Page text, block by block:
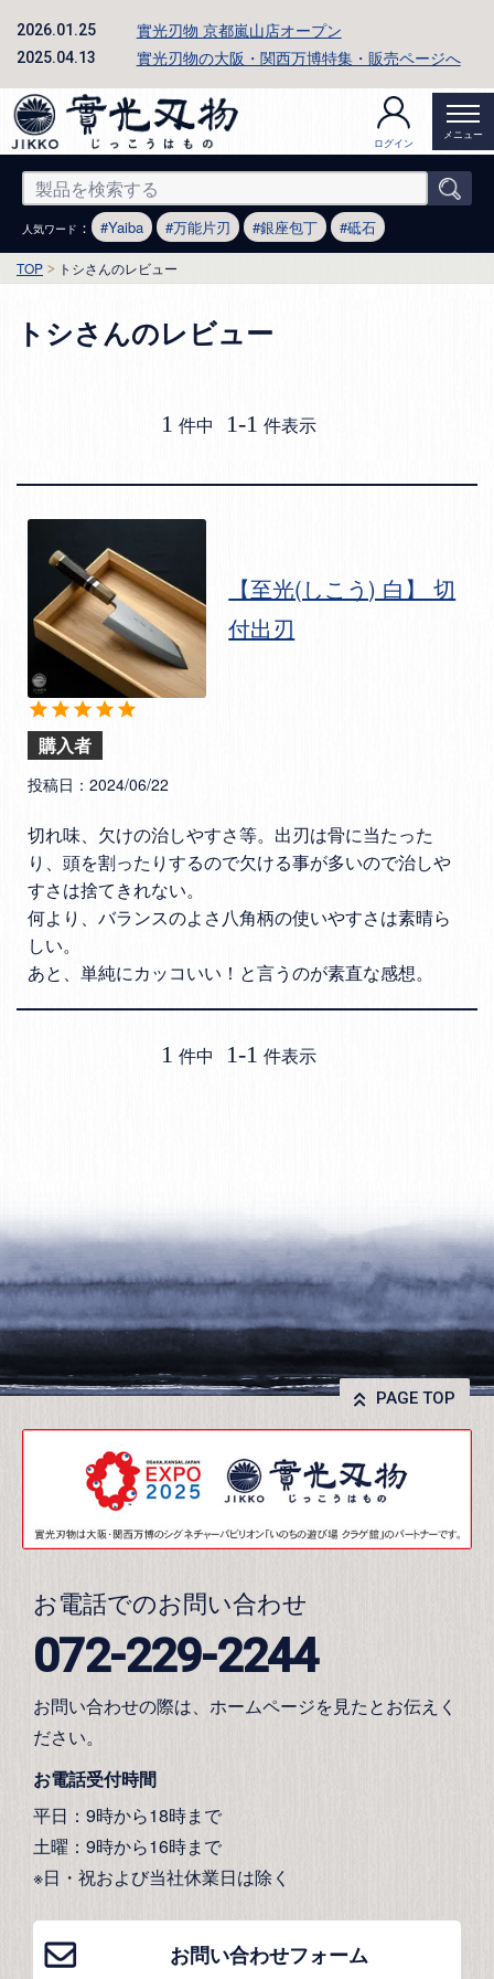
2026.01.25 實光刃物 京都嵐山店オープン
2025.04.13 實光刃物の大阪・関西万博特集・販売ページへ
ログイン
メニュー
人気ワード ： Yaiba 万能片刃 銀座包丁 砥石
TOP トシさんのレビュー
トシさんのレビュー
1 件中 1-1 件表示
【至光(しこう) 白】 切
付出刃
購入者
投稿日 2024/06/22
切れ味、欠けの治しやすさ等。出刃は骨に当たった
り、頭を割ったりするので欠ける事が多いので治しや
すさは捨てきれない。
何より、バランスのよさ八角柄の使いやすさは素晴ら
しい。
あと、単純にカッコいい！と言うのが素直な感想。
1 件中 1-1 件表示
PAGE TOP
お電話でのお問い合わせ
072-229-2244
お問い合わせの際は、ホームページを見たとお伝えく
ださい。
お電話受付時間
平日：9時から18時まで
土曜：9時から16時まで
※日・祝および当社休業日は除く
お問い合わせフォーム